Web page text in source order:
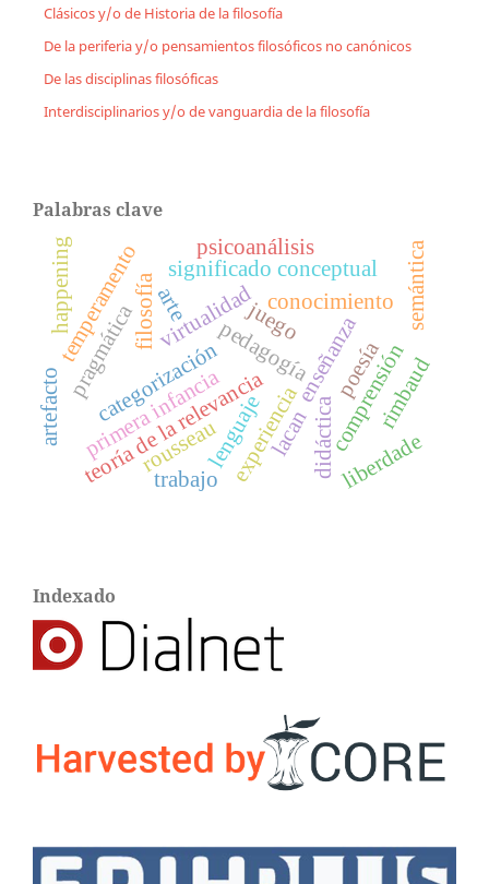
Clásicos y/o de Historia de la filosofía
De la periferia y/o pensamientos filosóficos no canónicos
De las disciplinas filosóficas
Interdisciplinarios y/o de vanguardia de la filosofía
Palabras clave
pedagogía
virtualidad enseñanza
filosofía
didáctica
juego
arte
experiencia
conocimiento
comprensión
teoría de la relevancia
significado conceptual semántica
pragmática
categorización
primera infancia
temperamento
lenguaje
rousseau liberdade
poesíarimbaud
psicoanálisis
lacan
happening
trabajo
artefacto
Indexado